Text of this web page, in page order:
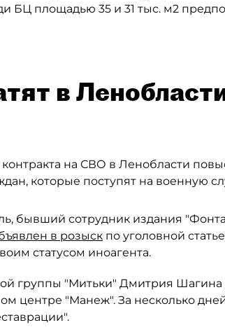
БЦ площадью 35 и 31 тыс. м2
в
на СВО в Ленобласти
которые поступят на военную
бывший сотрудник издания
в розыск по уголовной
статусом иноагента.
группы "Митьки" Дмитрия Шагина
центре "Манеж". За несколько